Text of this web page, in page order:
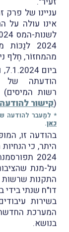
עניינו של
מהמחזוֹר, חֶלף
הודעתה של
רשות המיסים)
(קישור להודעה
* למַעבר להודעה
כאן.
בהודעה זו,
היתר, כי
2024
על-מנת
התקנות
דו"ח שנתי
בשירות
המערכת החדשה
בנושא.